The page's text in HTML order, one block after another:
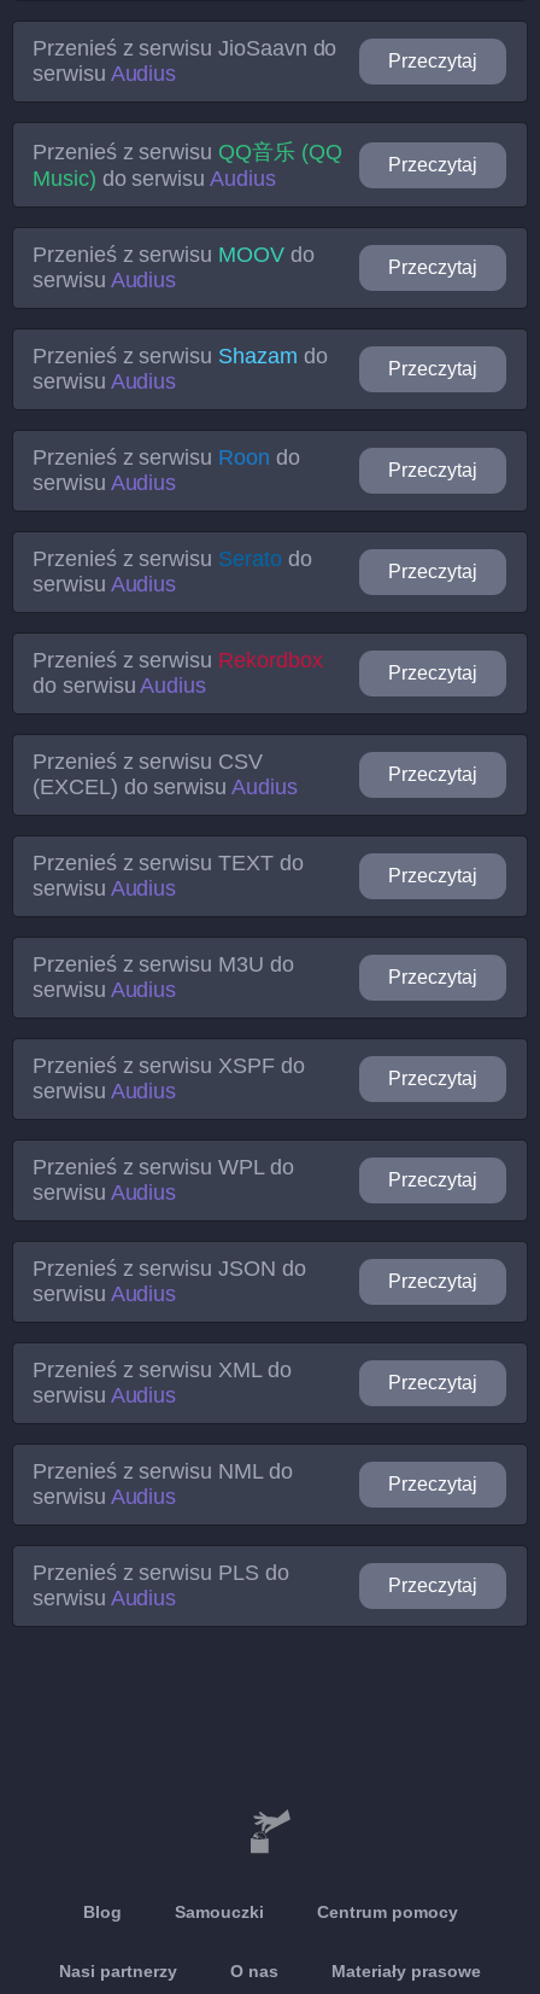
Przenieś z serwisu JioSaavn do
serwisu Audius
Przeczytaj
Przenieś z serwisu QQ音乐 (QQ
Music) do serwisuAudius
Przeczytaj
Przenieś z serwisu MOOVdo
serwisu Audius
Przeczytaj
Przenieś z serwisu Shazam do
serwisu Audius
Przeczytaj
Przenieś z serwisu Roon do
serwisu Audius
Przeczytaj
Przenieś z serwisu Serato do
serwisu Audius
Przeczytaj
Przenieś z serwisu Rekordbox
do serwisuAudius
Przeczytaj
Przenieś z serwisu CSV
(EXCEL) do serwisu Audius
Przeczytaj
Przenieś z serwisu TEXTdo
serwisu Audius
Przeczytaj
Przenieś z serwisu M3U do
serwisu Audius
Przeczytaj
Przenieś z serwisu XSPFdo
serwisu Audius
Przeczytaj
Przenieś z serwisu WPLdo
serwisu Audius
Przeczytaj
Przenieś z serwisu JSON do
serwisu Audius
Przeczytaj
Przenieś z serwisu XMLdo
serwisu Audius
Przeczytaj
Przenieś z serwisu NMLdo
serwisu Audius
Przeczytaj
Przenieś z serwisu PLS do
serwisu Audius
Przeczytaj
Blog Samouczki Centrum pomocy
Nasi partnerzy O nas Materiały prasowe